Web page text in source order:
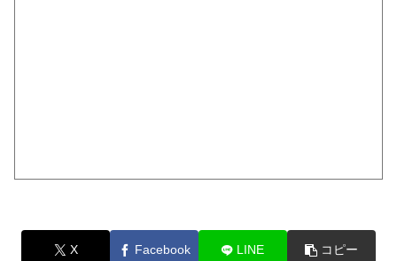
X Facebook LINE コピー